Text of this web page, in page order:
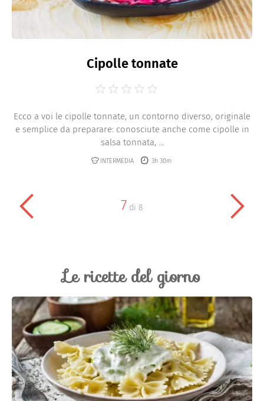
Cipolle tonnate
Ecco a voi le cipolle tonnate, un contorno diverso, originale
e semplice da preparare: conosciute anche come cipolle in
salsa tonnata, ...
INTERMEDIA 3h 30m
7 di 8
Le ricette del giorno